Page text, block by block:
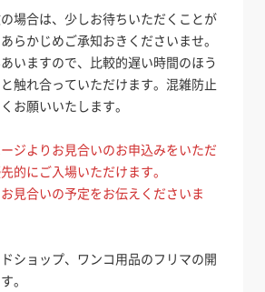
場合は、少しお待ちいただくことが
らかじめご承知おきくださいませ。
いますので、比較的遅い時間のほう
触れ合っていただけます。混雑防止
お願いいたします。
ジよりお見合いのお申込みをいただ
的にご入場いただけます。
見合いの予定をお伝えくださいま
ショップ、ワンコ用品のフリマの開
。